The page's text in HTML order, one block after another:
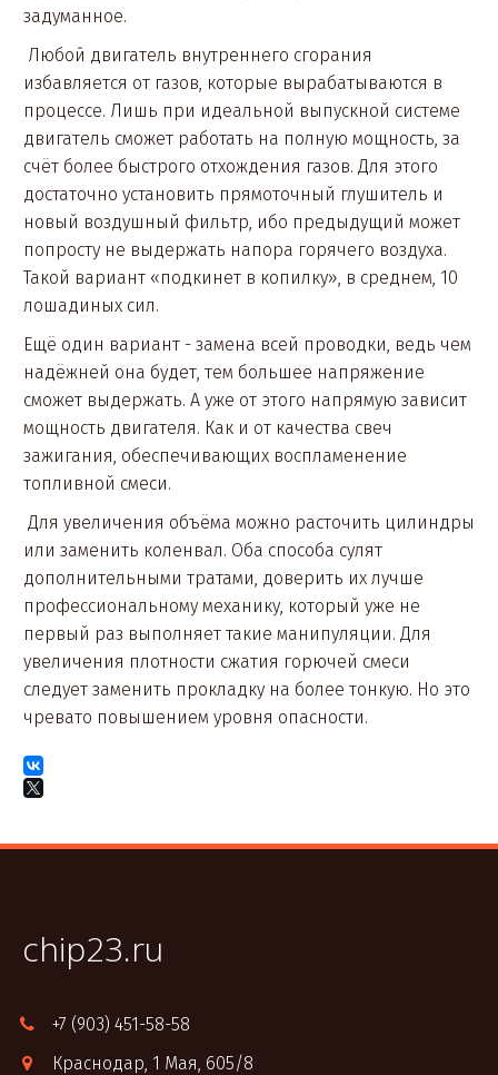
задуманное.
Любой двигатель внутреннего сгорания
избавляется от газов, которые вырабатываются в
процессе. Лишь при идеальной выпускной системе
двигатель сможет работать на полную мощность, за
счёт более быстрого отхождения газов. Для этого
достаточно установить прямоточный глушитель и
новый воздушный фильтр, ибо предыдущий может
попросту не выдержать напора горячего воздуха.
Такой вариант «подкинет в копилку», в среднем, 10
лошадиных сил.
Ещё один вариант - замена всей проводки, ведь чем
надёжней она будет, тем большее напряжение
сможет выдержать. А уже от этого напрямую зависит
мощность двигателя. Как и от качества свеч
зажигания, обеспечивающих воспламенение
топливной смеси.
Для увеличения объёма можно расточить цилиндры
или заменить коленвал. Оба способа сулят
дополнительными тратами, доверить их лучше
профессиональному механику, который уже не
первый раз выполняет такие манипуляции. Для
увеличения плотности сжатия горючей смеси
следует заменить прокладку на более тонкую. Но это
чревато повышением уровня опасности.
chip23.ru
+7 (903) 451-58-58
Краснодар, 1 Мая, 605/8